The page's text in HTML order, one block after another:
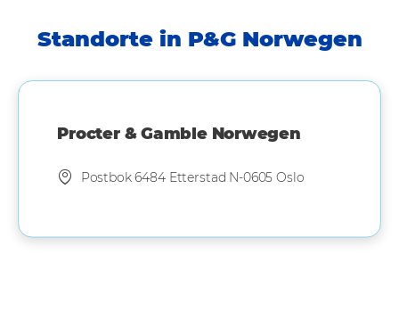
Standorte in P&G Norwegen
Procter & Gamble Norwegen
Postbok 6484 Etterstad N-0605 Oslo